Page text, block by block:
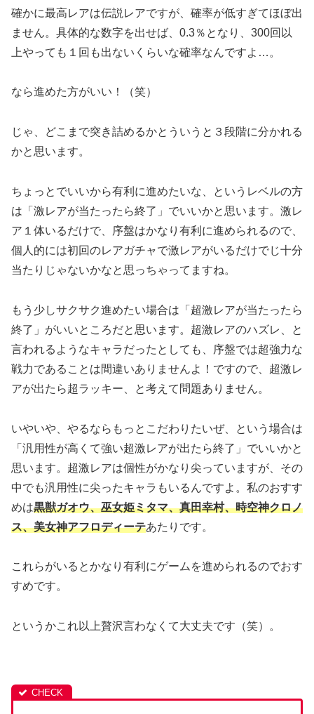
確かに最高レアは伝説レアですが、確率が低すぎてほぼ出
ません。 具体的な数字を出せば、0.3％となり、300回以
上やっても１回も出ないくらいな確率なんですよ…。
なら進めた方がいい！（笑）
じゃ、どこまで突き詰めるかとういうと３段階に分かれる
かと思います。
ちょっとでいいから有利に進めたいな、というレベルの方
は「激レアが当たったら終了」でいいかと思います。 激レ
ア１体いるだけで、序盤はかなり有利に進められるので、
個人的には初回のレアガチャで激レアがいるだけでじ十分
当たりじゃないかなと思っちゃってますね。
もう少しサクサク進めたい場合は「超激レアが当たったら
終了」がいいところだと思います。 超激レアのハズレ、と
言われるようなキャラだったとしても、序盤では超強力な
戦力であることは間違いありませんよ！ ですので、超激レ
アが出たら超ラッキー、と考えて問題ありません。
いやいや、やるならもっとこだわりたいぜ、という場合は
「汎用性が高くて強い超激レアが出たら終了」でいいかと
思います。 超激レアは個性がかなり尖っていますが、その
中でも汎用性に尖ったキャラもいるんですよ。 私のおすす
めは黒獣ガオウ、巫女姫ミタマ、真田幸村、時空神クロノ
ス、美女神アフロディーテあたりです。
これらがいるとかなり有利にゲームを進められるのでおす
すめです。
というかこれ以上贅沢言わなくて大丈夫です（笑）。